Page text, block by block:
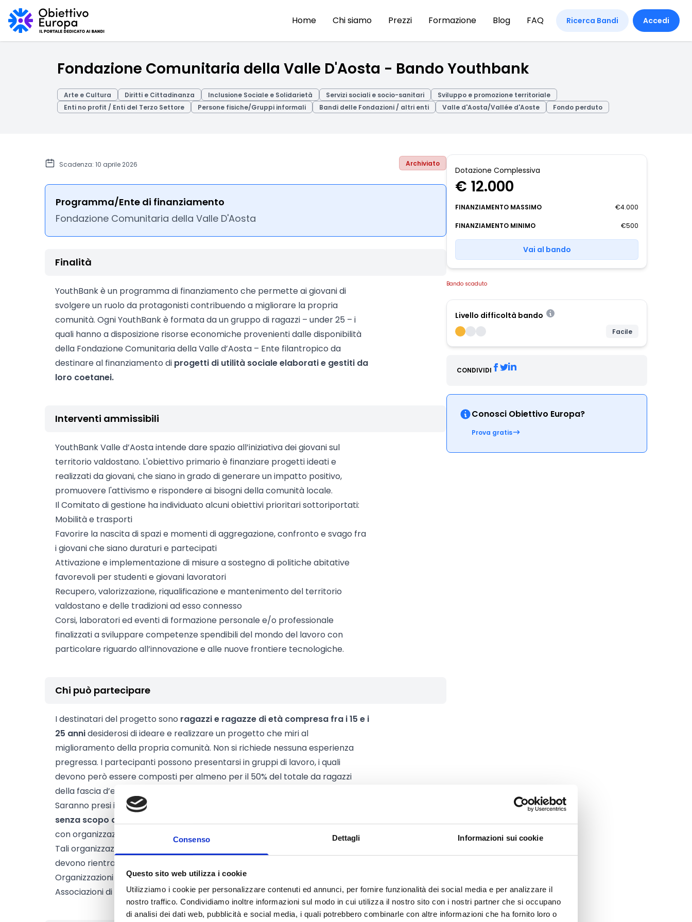
Consenso Dettagli Informazioni sui cookie
Questo sito web utilizza i cookie
Utilizziamo i cookie per personalizzare contenuti ed annunci, per fornire funzionalità dei social media e per analizzare il
nostro traffico. Condividiamo inoltre informazioni sul modo in cui utilizza il nostro sito con i nostri partner che si occupano
di analisi dei dati web, pubblicità e social media, i quali potrebbero combinarle con altre informazioni che ha fornito loro o
Home Chi siamo Prezzi Formazione Blog FAQ Ricerca Bandi Accedi
Fondazione Comunitaria della Valle D'Aosta - Bando Youthbank
Arte e Cultura Diritti e Cittadinanza Inclusione Sociale e Solidarietà Servizi sociali e socio-sanitari
Sviluppo e promozione territoriale
Enti no profit / Enti del Terzo Settore
Persone fisiche/Gruppi informali Bandi delle Fondazioni / altri enti Valle d'Aosta/Vallée d'Aoste Fondo perduto
Scadenza: 10 aprile 2026 Archiviato
Programma/Ente di finanziamento
Fondazione Comunitaria della Valle D'Aosta
Finalità
YouthBank è un programma di finanziamento che permette ai giovani di
svolgere un ruolo da protagonisti contribuendo a migliorare la propria
comunità. Ogni YouthBank è formata da un gruppo di ragazzi – under 25 – i
quali hanno a disposizione risorse economiche provenienti dalle disponibilità
della Fondazione Comunitaria della Valle d’Aosta – Ente filantropico da
destinare al finanziamento di progetti di utilità sociale elaborati e gestiti da
loro coetanei.
Interventi ammissibili
YouthBank Valle d’Aosta intende dare spazio all’iniziativa dei giovani sul
territorio valdostano. L'obiettivo primario è finanziare progetti ideati e
realizzati da giovani, che siano in grado di generare un impatto positivo,
promuovere l'attivismo e rispondere ai bisogni della comunità locale.
Il Comitato di gestione ha individuato alcuni obiettivi prioritari sottoriportati:
Mobilità e trasporti
Favorire la nascita di spazi e momenti di aggregazione, confronto e svago fra
i giovani che siano duraturi e partecipati
Attivazione e implementazione di misure a sostegno di politiche abitative
favorevoli per studenti e giovani lavoratori
Recupero, valorizzazione, riqualificazione e mantenimento del territorio
valdostano e delle tradizioni ad esso connesso
Corsi, laboratori ed eventi di formazione personale e/o professionale
finalizzati a sviluppare competenze spendibili del mondo del lavoro con
particolare riguardo all’innovazione e alle nuove frontiere tecnologiche.
Chi può partecipare
I destinatari del progetto sono ragazzi e ragazze di età compresa fra i 15 e i
25 annidesiderosi di ideare e realizzare un progetto che miri al
miglioramento della propria comunità. Non si richiede nessuna esperienza
pregressa. I partecipanti possono presentarsi in gruppi di lavoro, i quali
devono però essere composti per almeno per il 50% del totale da ragazzi
della fascia d’età 15-25 anni.
Saranno presi in considerazione solo i progetti presentati da
senza scopo di lucro
con organizzazioni senza scopo di lucro.
Tali organizzazioni devono avere sede legale e/o operativa in Valle d’Aosta e
devono rientrare in una delle seguenti tipologie:
Organizzazioni di volontariato;
Associazioni di promozione sociale.
Dotazione Complessiva
€ 12.000
FINANZIAMENTO MASSIMO €4.000
FINANZIAMENTO MINIMO €500
Vai al bando
Bando scaduto
Livello difficoltà bando
Facile
CONDIVIDI
Conosci Obiettivo Europa?
Prova gratis